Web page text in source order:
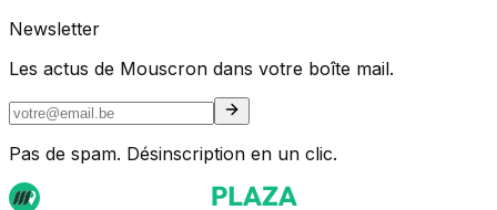
Newsletter
Les actus de Mouscron dans votre boîte mail.
Pas de spam. Désinscription en un clic.